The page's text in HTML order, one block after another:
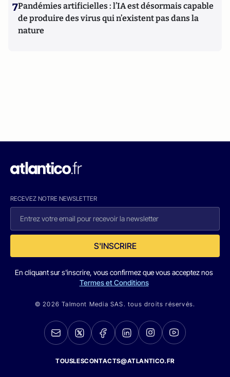
7Pandémies artificielles : l’IA est désormais capable
de produire des virus qui n’existent pas dans la
nature
RECEVEZ NOTRE NEWSLETTER
S'INSCRIRE
En cliquant sur s'inscrire, vous confirmez que vous acceptez nos
Termes et Conditions
© 2026 Talmont Media SAS. tous droits réservés.
TOUSLESCONTACTS@ATLANTICO.FR